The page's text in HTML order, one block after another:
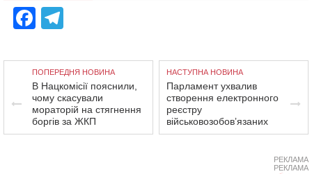
Facebook
ПОПЕРЕДНЯ НОВИНА
В Нацкомісії пояснили,
чому скасували
мораторій на стягнення
боргів за ЖКП
НАСТУПНА НОВИНА
Парламент ухвалив
створення електронного
реєстру
військовозобовʼязаних
РЕКЛАМА
РЕКЛАМА